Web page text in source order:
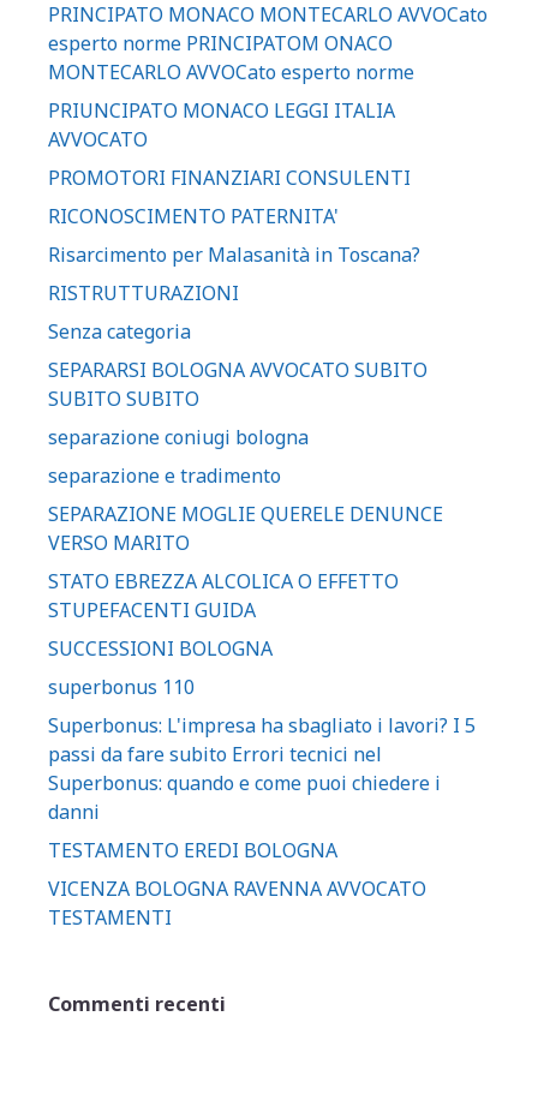
PRINCIPATO MONACO MONTECARLO AVVOCato
esperto norme PRINCIPATOM ONACO
MONTECARLO AVVOCato esperto norme
PRIUNCIPATO MONACO LEGGI ITALIA
AVVOCATO
PROMOTORI FINANZIARI CONSULENTI
RICONOSCIMENTO PATERNITA'
Risarcimento per Malasanità in Toscana?
RISTRUTTURAZIONI
Senza categoria
SEPARARSI BOLOGNA AVVOCATO SUBITO
SUBITO SUBITO
separazione coniugi bologna
separazione e tradimento
SEPARAZIONE MOGLIE QUERELE DENUNCE
VERSO MARITO
STATO EBREZZA ALCOLICA O EFFETTO
STUPEFACENTI GUIDA
SUCCESSIONI BOLOGNA
superbonus 110
Superbonus: L'impresa ha sbagliato i lavori? I 5
passi da fare subito Errori tecnici nel
Superbonus: quando e come puoi chiedere i
danni
TESTAMENTO EREDI BOLOGNA
VICENZA BOLOGNA RAVENNA AVVOCATO
TESTAMENTI
Commenti recenti